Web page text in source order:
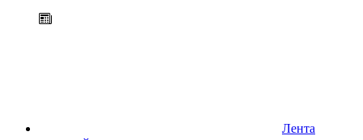
Лента